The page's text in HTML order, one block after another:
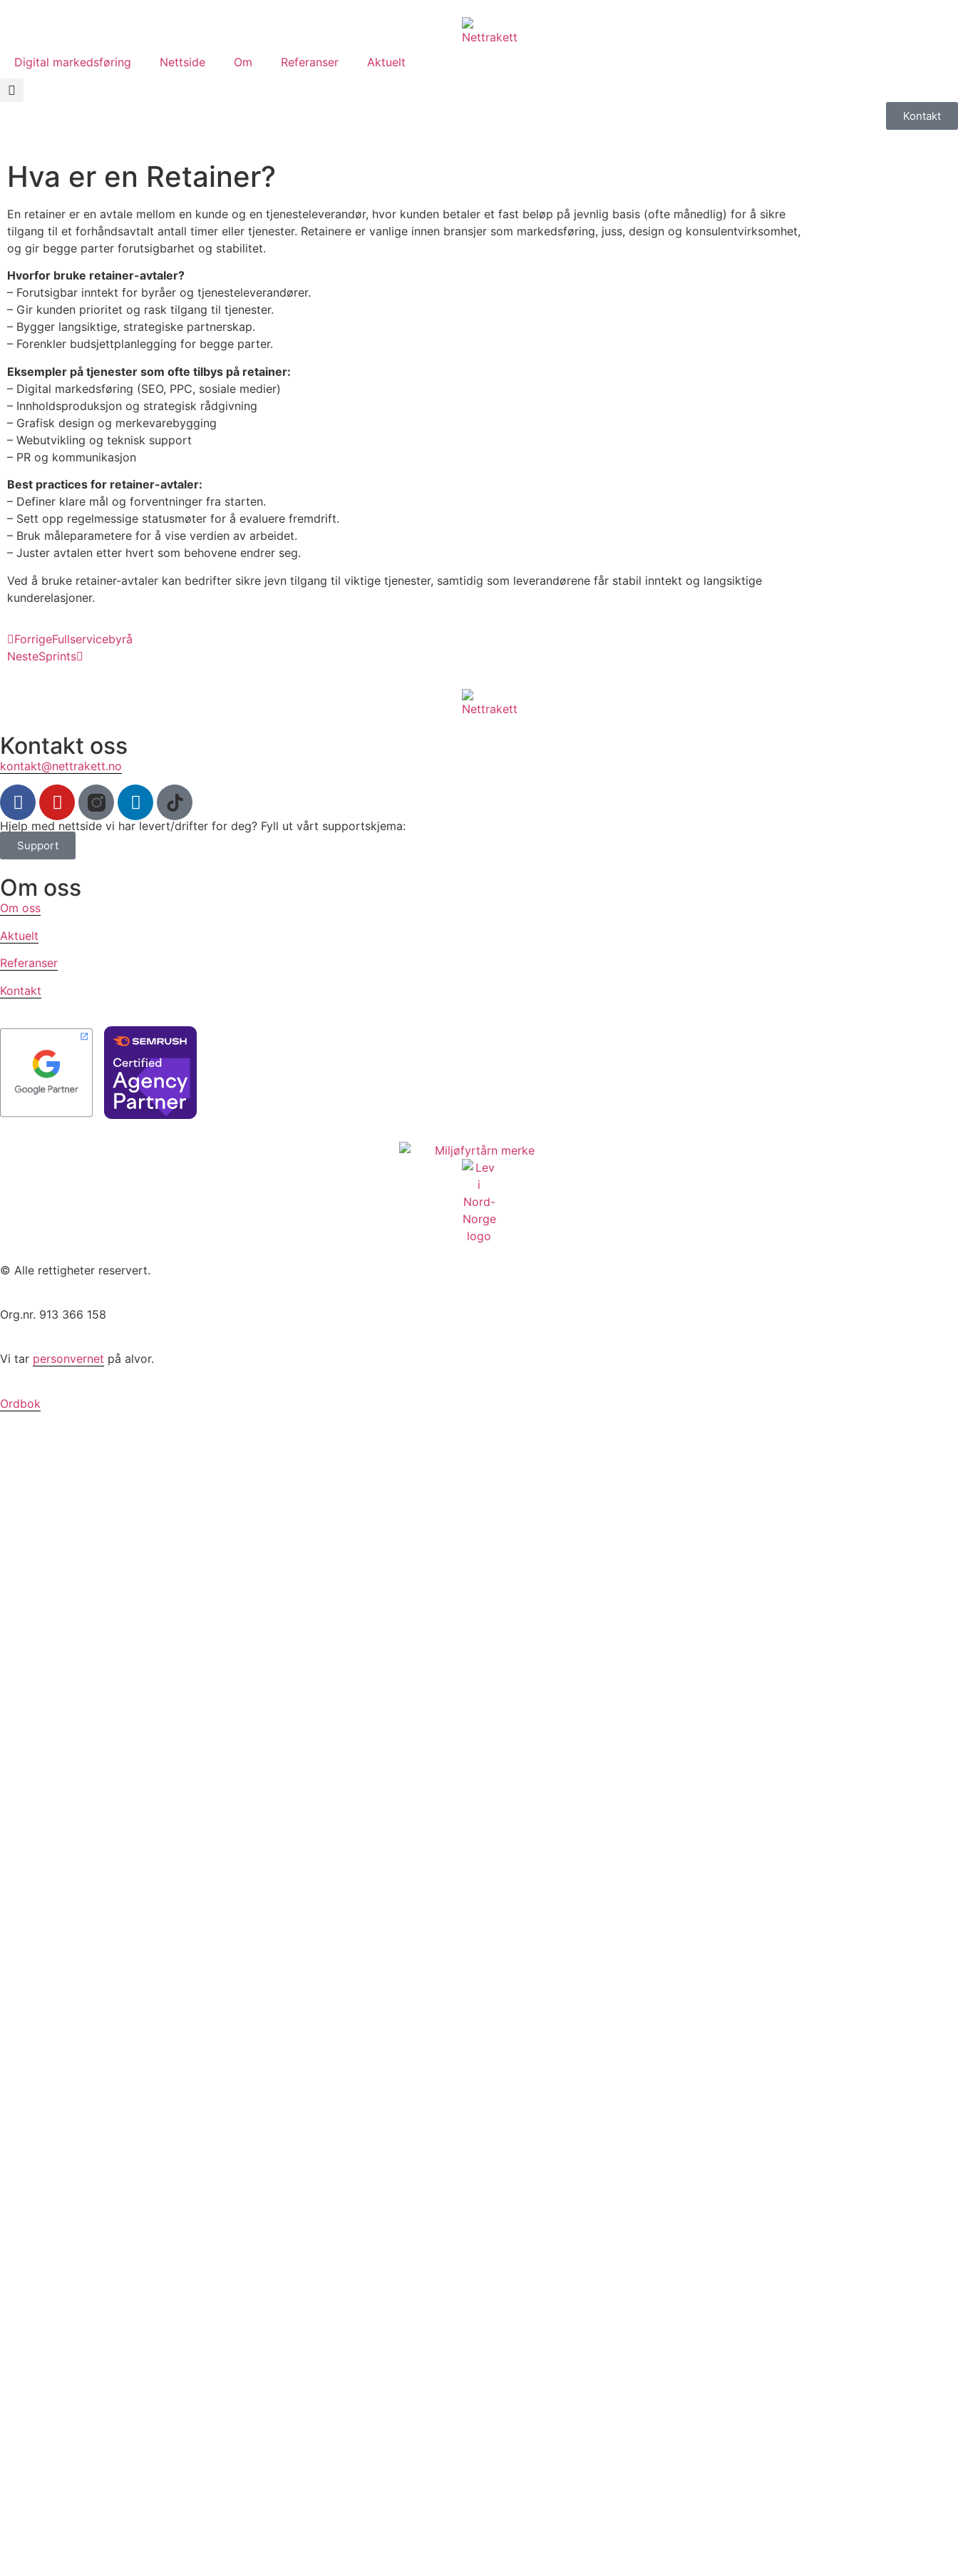
Digital markedsføring Nettside Om Referanser Aktuelt
Kontakt
Hva er en Retainer?
En retainer er en avtale mellom en kunde og en tjenesteleverandør, hvor kunden betaler et fast beløp på jevnlig basis (ofte månedlig) for å sikre
tilgang til et forhåndsavtalt antall timer eller tjenester. Retainere er vanlige innen bransjer som markedsføring, juss, design og konsulentvirksomhet,
og gir begge parter forutsigbarhet og stabilitet.
Hvorfor bruke retainer-avtaler?
– Forutsigbar inntekt for byråer og tjenesteleverandører.
– Gir kunden prioritet og rask tilgang til tjenester.
– Bygger langsiktige, strategiske partnerskap.
– Forenkler budsjettplanlegging for begge parter.
Eksempler på tjenester som ofte tilbys på retainer:
– Digital markedsføring (SEO, PPC, sosiale medier)
– Innholdsproduksjon og strategisk rådgivning
– Grafisk design og merkevarebygging
– Webutvikling og teknisk support
– PR og kommunikasjon
Best practices for retainer-avtaler:
– Definer klare mål og forventninger fra starten.
– Sett opp regelmessige statusmøter for å evaluere fremdrift.
– Bruk måleparametere for å vise verdien av arbeidet.
– Juster avtalen etter hvert som behovene endrer seg.
Ved å bruke retainer-avtaler kan bedrifter sikre jevn tilgang til viktige tjenester, samtidig som leverandørene får stabil inntekt og langsiktige
kunderelasjoner.
ForrigeFullservicebyrå
NesteSprints
Kontakt oss
kontakt@nettrakett.no
Hjelp med nettside vi har levert/drifter for deg? Fyll ut vårt supportskjema:
Support
Om oss
Om oss
Aktuelt
Referanser
Kontakt
© Alle rettigheter reservert.
Org.nr. 913 366 158
Vi tar personvernet på alvor.
Ordbok